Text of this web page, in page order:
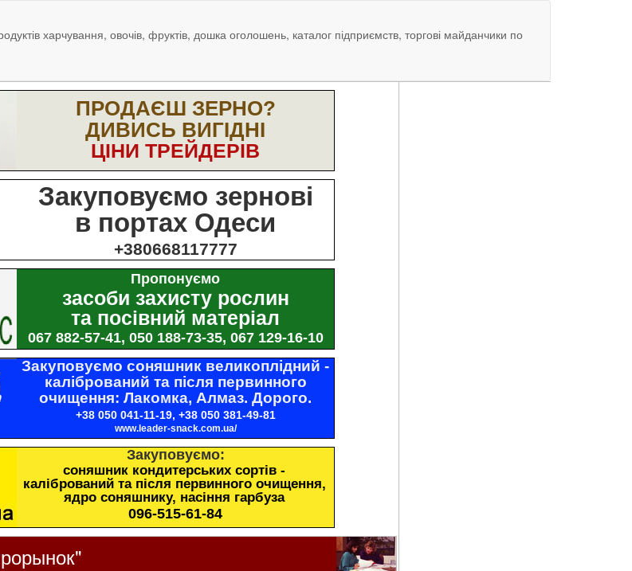
харчування, овочів, фруктів, дошка оголошень, каталог підприємств, торгові майданчики по
ПРОДАЄШ ЗЕРНО?
ДИВИСЬ ВИГІДНІ
ЦІНИ ТРЕЙДЕРІВ
Закуповуємо зернові
в портах Одеси
+380668117777
Пропонуємо
засоби захисту рослин
та посівний матеріал
067 882-57-41, 050 188-73-35, 067 129-16-10
Закуповуємо соняшник великоплідний -
калібрований та після первинного
очищення: Лакомка, Алмаз. Дорого.
+38 050 041-11-19, +38 050 381-49-81
www.leader-snack.com.ua/
Закуповуємо:
соняшник кондитерських сортів -
калібрований та після первинного очищення,
ядро соняшнику, насіння гарбуза
096-515-61-84